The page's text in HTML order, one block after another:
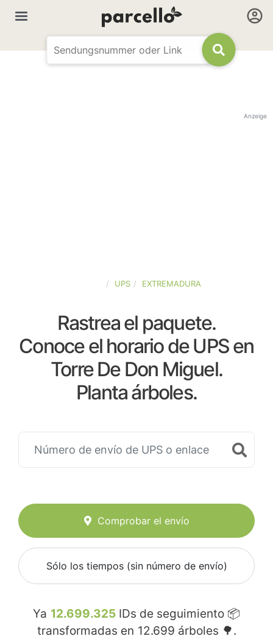
Anzeige
UPS EXTREMADURA
Rastrea el paquete.
Conoce el horario de UPS en
Torre De Don Miguel.
Planta árboles.
Comprobar el envío
Sólo los tiempos (sin número de envío)
Ya 12.699.325 IDs de seguimiento 📦
transformadas en 12.699 árboles 🌳.